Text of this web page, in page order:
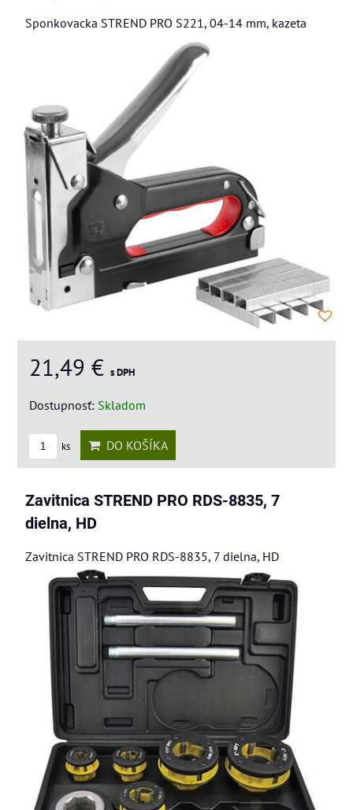
Sponkovacka STREND PRO S221, 04-14 mm, kazeta
21,49 € s DPH
Dostupnosť: Skladom
ks DO KOŠÍKA
Zavitnica STREND PRO RDS-8835, 7
dielna, HD
Zavitnica STREND PRO RDS-8835, 7 dielna, HD